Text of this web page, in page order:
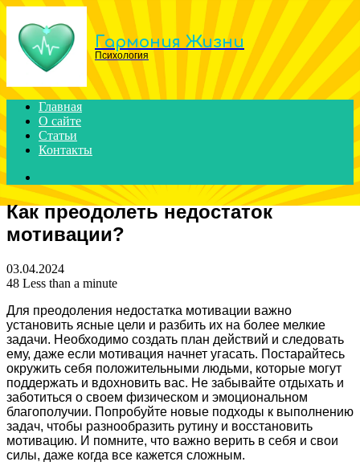
Menu
Гармония Жизни
Психология
Главная
О сайте
Статьи
Контакты
for
Как преодолеть недостаток
мотивации?
03.04.2024
48 Less than a minute
Для преодоления недостатка мотивации важно
установить ясные цели и разбить их на более мелкие
задачи. Необходимо создать план действий и следовать
ему, даже если мотивация начнет угасать. Постарайтесь
окружить себя положительными людьми, которые могут
поддержать и вдохновить вас. Не забывайте отдыхать и
заботиться о своем физическом и эмоциональном
благополучии. Попробуйте новые подходы к выполнению
задач, чтобы разнообразить рутину и восстановить
мотивацию. И помните, что важно верить в себя и свои
силы, даже когда все кажется сложным.